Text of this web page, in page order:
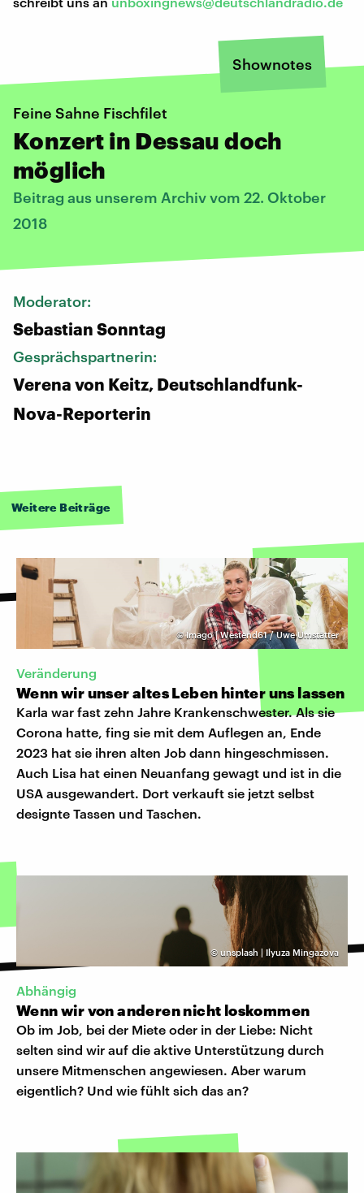
Shownotes
Feine Sahne Fischfilet
Konzert in Dessau doch
möglich
Beitrag aus unserem Archiv vom 22. Oktober
2018
Moderator:
Sebastian Sonntag
Gesprächspartnerin:
Verena von Keitz, Deutschlandfunk-
Nova-Reporterin
Weitere Beiträge
©Imago | Westend61 / Uwe Umstätter
Veränderung
Wenn wir unser altes Leben hinter uns lassen
Karla war fast zehn Jahre Krankenschwester. Als sie
Corona hatte, fing sie mit dem Auflegen an, Ende
2023 hat sie ihren alten Job dann hingeschmissen.
Auch Lisa hat einen Neuanfang gewagt und ist in die
USA ausgewandert. Dort verkauft sie jetzt selbst
designte Tassen und Taschen.
© unsplash | Ilyuza Mingazova
Abhängig
Wenn wir von anderen nicht loskommen
Ob im Job, bei der Miete oder in der Liebe: Nicht
selten sind wir auf die aktive Unterstützung durch
unsere Mitmenschen angewiesen. Aber warum
eigentlich? Und wie fühlt sich das an?